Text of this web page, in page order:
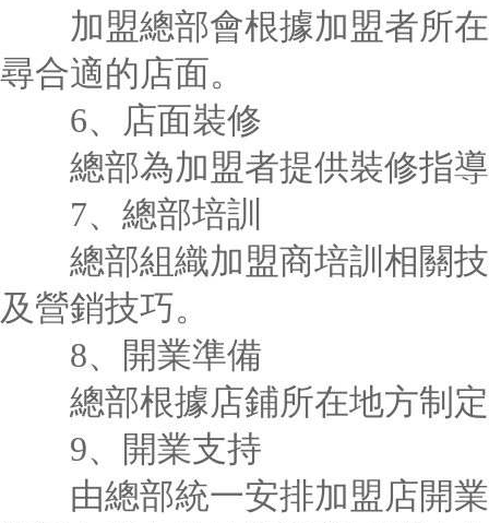
加盟總部會根據加盟者所在
尋合適的店面。
6、店面裝修
總部為加盟者提供裝修指導
7、總部培訓
總部組織加盟商培訓相關技
及營銷技巧。
8、開業準備
總部根據店鋪所在地方制定
9、開業支持
由總部統一安排加盟店開業